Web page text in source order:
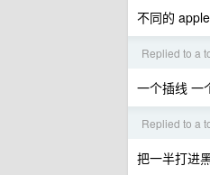
不同的
Replied to a
一个插线 一
Replied to a
把一半打进